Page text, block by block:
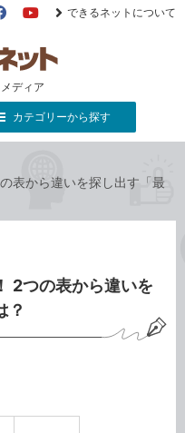
ディア
FacebookYouTube
できるネットについて
カテゴリーから探す
表から違いを探し出す「最
2つの表から違いを
？